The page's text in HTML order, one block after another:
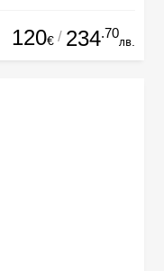
120€ / 234.70
лв.